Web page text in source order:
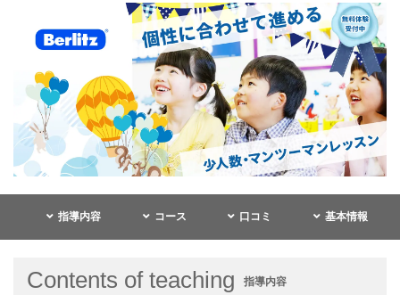
指導内容 コース 口コミ 基本情報
Contents of teaching 指導内容